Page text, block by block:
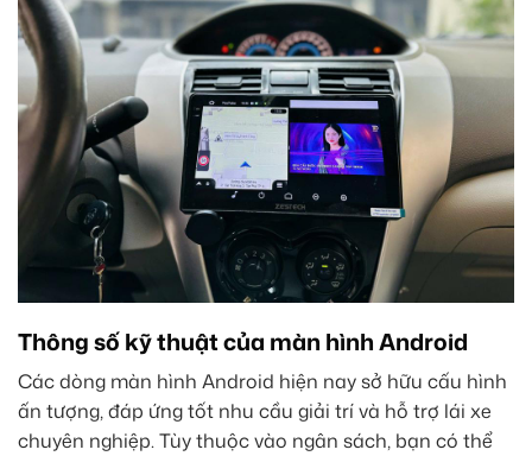
Thông số kỹ thuật của màn hình Android
Các dòng màn hình Android hiện nay sở hữu cấu hình
ấn tượng, đáp ứng tốt nhu cầu giải trí và hỗ trợ lái xe
chuyên nghiệp. Tùy thuộc vào ngân sách, bạn có thể